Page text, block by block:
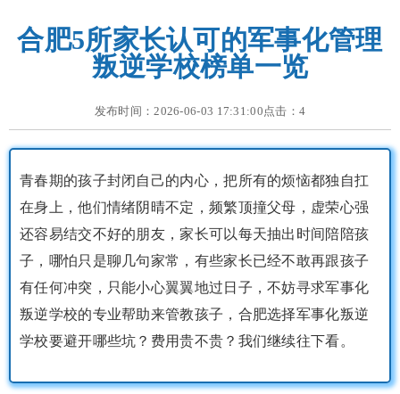
合肥5所家长认可的军事化管理
叛逆学校榜单一览
发布时间：2026-06-03 17:31:00点击： 4
青春期的孩子封闭自己的内心，把所有的烦恼都独自扛
在身上，他们情绪阴晴不定，频繁顶撞父母，虚荣心强
还容易结交不好的朋友，家长可以每天抽出时间陪陪孩
子，哪怕只是聊几句家常，有些家长已经不敢再跟孩子
有任何冲突，只能小心翼翼地过日子，不妨寻求军事化
叛逆学校的专业帮助来管教孩子，合肥选择军事化叛逆
学校要避开哪些坑？费用贵不贵？我们继续往下看。